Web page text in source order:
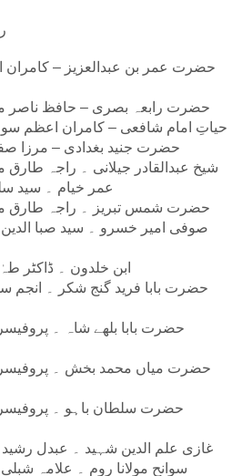
حضرت عمر بن عبدالعزیز –
حضرت رابعہ بصری – حافظ ناصر محمود
حیاتِ امام شافعی – کامران اعظم
حضرت جنید بغدادی – مرزا صفدر
شیخ عبدالقادر جیلانی ۔ راجہ طارق
عمر خیام ۔ سید
حضرت شمس تبریز ۔ راجہ طارق محمود
ابن خلدون ۔ ڈاکٹر طہٰ
حضرت بابا بلھے شاہ ۔
حضرت میاں محمد بخش ۔ پروفیسر
حضرت سلطان باہو ۔
غازی علم الدین شہید ۔ عبدل رشید
سوانح مولانا روم ۔ علامہ شبلی